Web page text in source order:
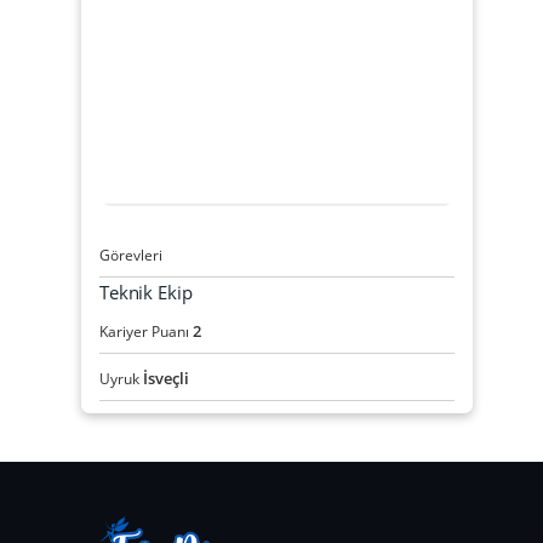
Görevleri
Teknik Ekip
Kariyer Puanı 2
Uyruk İsveçli